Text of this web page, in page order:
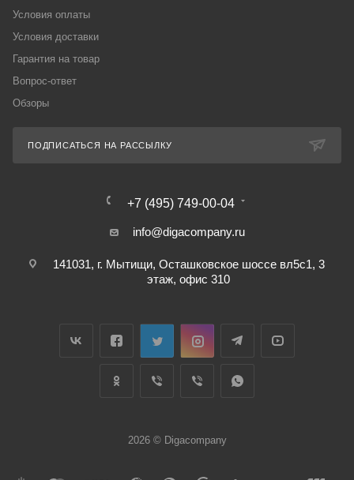
Условия оплаты
Условия доставки
Гарантия на товар
Вопрос-ответ
Обзоры
ПОДПИСАТЬСЯ НА РАССЫЛКУ
+7 (495) 749-00-04
info@digacompany.ru
141031, г. Мытищи, Осташковское шоссе вл5с1, 3
этаж, офис 310
2026 © Digacompany